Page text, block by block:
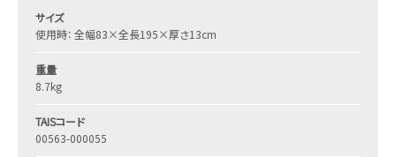
サイズ
使用時： 全幅83×全長195×厚さ13cm
重量
8.7kg
TAISコード
00563-000055